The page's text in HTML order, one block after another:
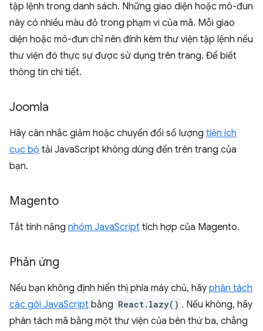
tập lệnh trong danh sách. Những giao diện hoặc mô-đun
này có nhiều màu đỏ trong phạm vi của mã. Mỗi giao
diện hoặc mô-đun chỉ nên đính kèm thư viện tập lệnh nếu
thư viện đó thực sự được sử dụng trên trang. Để biết
thông tin chi tiết.
Joomla
Hãy cân nhắc giảm hoặc chuyển đổi số lượng tiện ích
cục bộ tải JavaScript không dùng đến trên trang của
bạn.
Magento
Tắt tính năng nhóm JavaScript tích hợp của Magento.
Phản ứng
Nếu bạn không định hiển thị phía máy chủ, hãy phân tách
các gói JavaScript bằng React.lazy() . Nếu không, hãy
phân tách mã bằng một thư viện của bên thứ ba, chẳng